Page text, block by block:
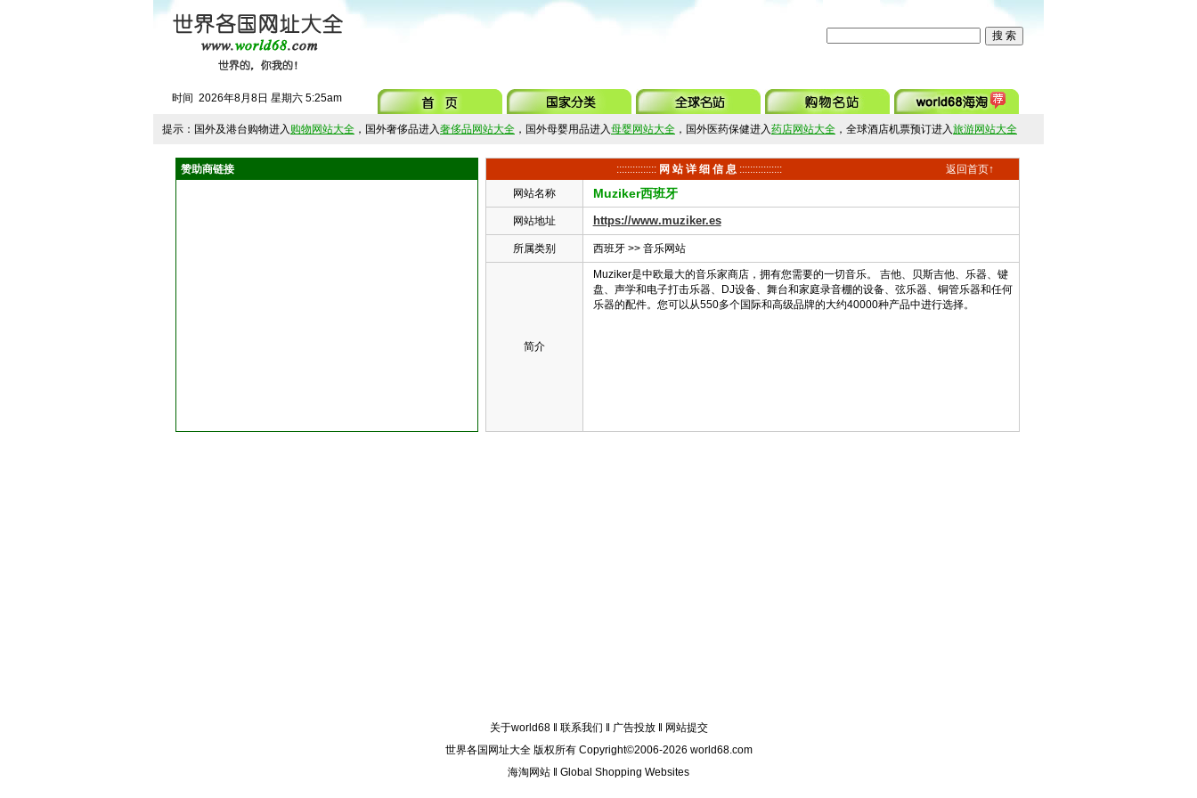
时间 2026年8月 8日 星期六 5:25am
提示：国外及港台购物进入 购物网站大全 ，国外奢侈品进入奢侈品网站大全 ，国外母婴用品进入母婴网站大全 ，国外医药保健进入药店网站大全 ，全球酒店机票预订进入旅游网站大全
赞助商链接 ::::::::::::::: 网 站 详 细 信 息 ::::::::::::::::
返回首页↑
网站名称
Muziker西班牙
网站地址 https://www.muziker.es
所属类别 西班牙>> 音乐网站
简介
Muziker是中欧最大的音乐家商店，拥有您需要的一切音乐。 吉他、贝斯吉他、乐器、键
盘、声学和电子打击乐器、DJ设备、舞台和家庭录音棚的设备、弦乐器、铜管乐器和任何
乐器的配件。您可以从550多个国际和高级品牌的大约40000种产品中进行选择。
关于world68‖ 联系我们 广告投放‖
网站提交
世界各国网址大全 版权所有 Copyright©2006-2026 world68.com
海淘网站
Global Shopping Websites